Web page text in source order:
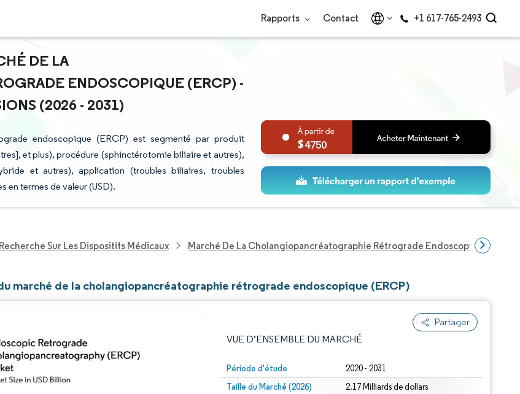
Rapports Contact +1 617-765-2493
DE LA
ENDOSCOPIQUE (ERCP) -
(2026 - 2031)
endoscopique (ERCP) est segmenté par produit
et plus), procédure (sphinctérotomie biliaire et autres),
et autres), application (troubles biliaires, troubles
en termes de valeur (USD).
4750
Recherche Sur Les Dispositifs Médicaux Marché De La Cholangiopancréatographie Rétrograde Endoscopique
marché de la cholangiopancréatographie rétrograde endoscopique (ERCP)
Partager
VUE D’ENSEMBLE DU MARCHÉ
Période d'étude 2020 - 2031
Taille du Marché (2026) 2.17 Milliards de dollars